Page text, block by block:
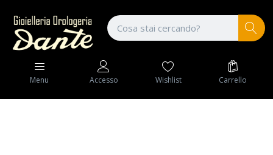
Menu Accesso Wishlist Carrello